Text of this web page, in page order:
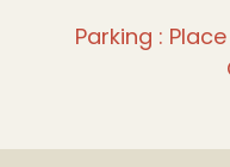
Parking :